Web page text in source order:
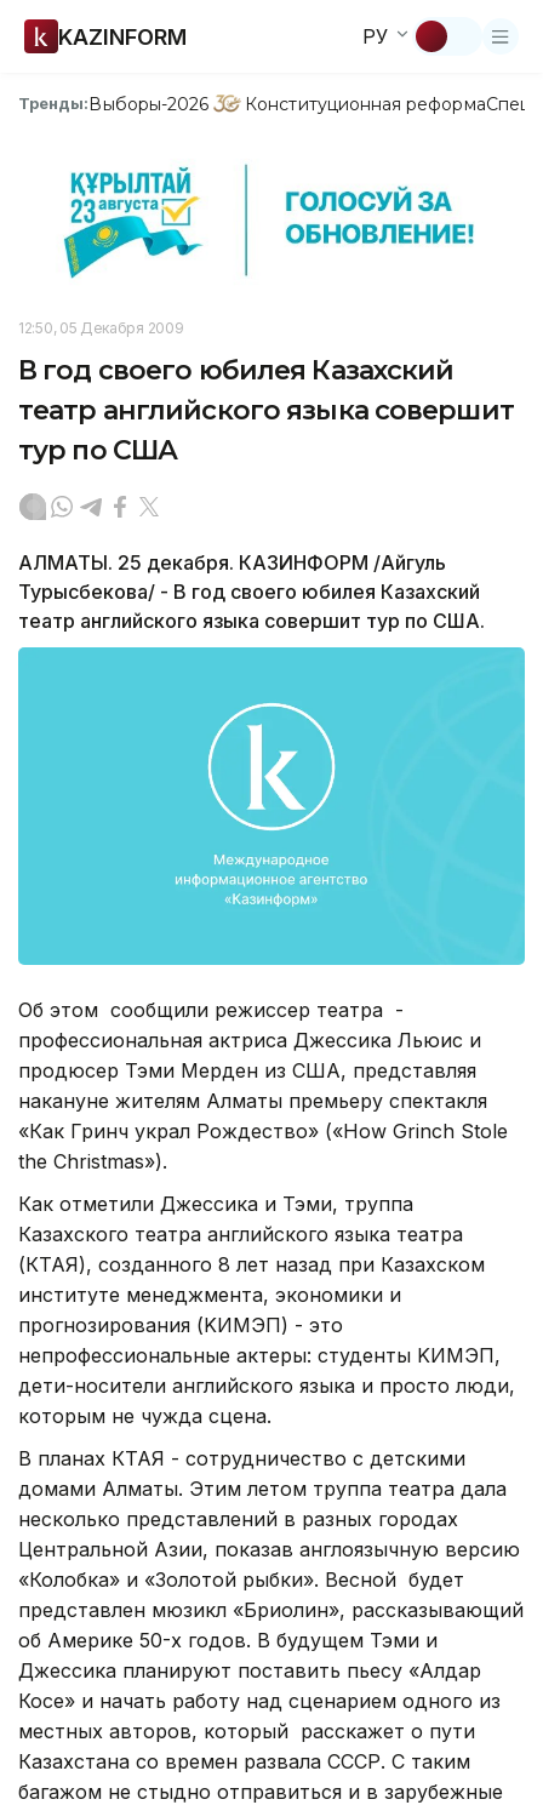
KAZINFORM РУ
Тренды:Выборы-2026 Конституционная реформа
12:50, 05 Декабря 2009
В год своего юбилея Казахский
театр английского языка совершит
тур по США
АЛМАТЫ. 25 декабря. КАЗИНФОРМ /Айгуль
Турысбекова/ - В год своего юбилея Казахский
театр английского языка совершит тур по США.
Об этом сообщили режиссер театра -
профессиональная актриса Джессика Льюис и
продюсер Тэми Мерден из США, представляя
накануне жителям Алматы премьеру спектакля
«Как Гринч украл Рождество» («How Grinch Stole
the Christmas»).
Как отметили Джессика и Тэми, труппа
Казахского театра английского языка театра
(КТАЯ), созданного 8 лет назад при Казахском
институте менеджмента, экономики и
прогнозирования (KИМЭП) - это
непрофессиональные актеры: студенты KИМЭП,
дети-носители английского языка и просто люди,
которым не чужда сцена.
В планах КТАЯ - сотрудничество с детскими
домами Алматы. Этим летом труппа театра дала
несколько представлений в разных городах
Центральной Азии, показав англоязычную версию
«Колобка» и «Золотой рыбки». Весной будет
представлен мюзикл «Бриолин», рассказывающий
об Америке 50-х годов. В будущем Тэми и
Джессика планируют поставить пьесу «Алдар
Косе» и начать работу над сценарием одного из
местных авторов, который расскажет о пути
Казахстана со времен развала СССР. С таким
багажом не стыдно отправиться и в зарубежные